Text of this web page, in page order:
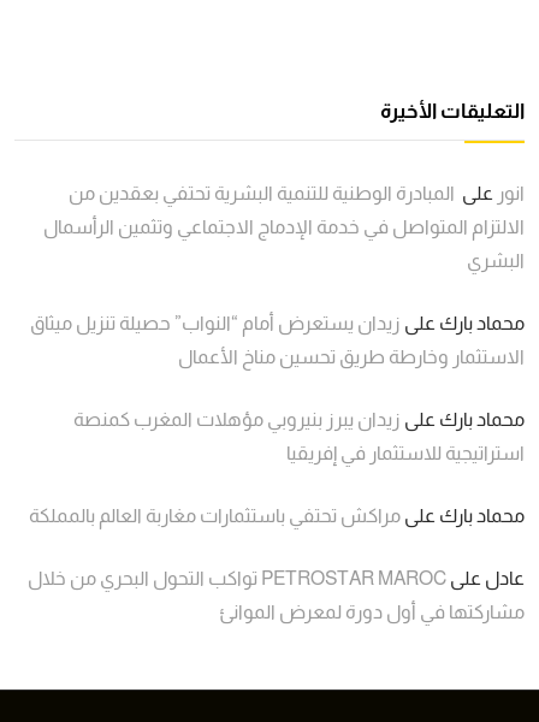
التعليقات الأخيرة
انور على المبادرة الوطنية للتنمية البشرية تحتفي بعقدين من
الالتزام المتواصل في خدمة الإدماج الاجتماعي وتثمين الرأسمال
البشري
محماد بارك على زيدان يستعرض أمام “النواب” حصيلة تنزيل ميثاق
الاستثمار وخارطة طريق تحسين مناخ الأعمال
محماد بارك على زيدان يبرز بنيروبي مؤهلات المغرب كمنصة
استراتيجية للاستثمار في إفريقيا
محماد بارك على مراكش تحتفي باستثمارات مغاربة العالم بالمملكة
عادل على
PETROSTAR MAROC تواكب التحول البحري من خلال
مشاركتها في أول دورة لمعرض الموانئ